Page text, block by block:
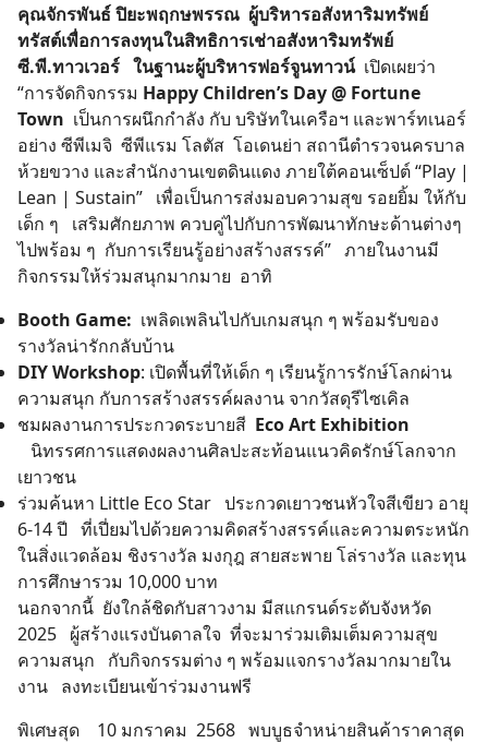
คุณจักรพันธ์ ปิยะพฤกษพรรณ ผู้บริหารอสังหาริมทรัพย์
ทรัสต์เพื่อการลงทุนในสิทธิการเช่าอสังหาริมทรัพย์
ซี.พี.ทาวเวอร์ ในฐานะผู้บริหารฟอร์จูนทาวน์เปิดเผยว่า
“การจัดกิจกรรม Happy Children’s Day @ Fortune
Town เป็นการผนึกกำลัง กับ บริษัทในเครือฯ และพาร์ทเนอร์
อย่าง ซีพีเมจิ ซีพีแรม โลตัส โอเดนย่า สถานีตำรวจนครบาล
ห้วยขวาง และสำนักงานเขตดินแดง ภายใต้คอนเซ็ปต์ “Play |
Lean | Sustain” เพื่อเป็นการส่งมอบความสุข รอยยิ้ม ให้กับ
เด็ก ๆ เสริมศักยภาพ ควบคู่ไปกับการพัฒนาทักษะด้านต่างๆ
ไปพร้อม ๆ กับการเรียนรู้อย่างสร้างสรรค์” ภายในงานมี
กิจกรรมให้ร่วมสนุกมากมาย อาทิ
Booth Game: เพลิดเพลินไปกับเกมสนุก ๆ พร้อมรับของ
รางวัลน่ารักกลับบ้าน
DIY Workshop: เปิดพื้นที่ให้เด็ก ๆ เรียนรู้การรักษ์โลกผ่าน
ความสนุก กับการสร้างสรรค์ผลงาน จากวัสดุรีไซเคิล
ชมผลงานการประกวดระบายสี Eco Art Exhibition
นิทรรศการแสดงผลงานศิลปะสะท้อนแนวคิดรักษ์โลกจาก
เยาวชน
ร่วมค้นหา Little Eco Star ประกวดเยาวชนหัวใจสีเขียว อายุ
6-14 ปี ที่เปี่ยมไปด้วยความคิดสร้างสรรค์และความตระหนัก
ในสิ่งแวดล้อม ชิงรางวัล มงกุฎ สายสะพาย โล่รางวัล และทุน
การศึกษารวม 10,000 บาท
นอกจากนี้ ยังใกล้ชิดกับสาวงาม มีสแกรนด์ระดับจังหวัด
2025 ผู้สร้างแรงบันดาลใจ ที่จะมาร่วมเติมเต็มความสุข
ความสนุก กับกิจกรรมต่าง ๆ พร้อมแจกรางวัลมากมายใน
งาน ลงทะเบียนเข้าร่วมงานฟรี
พิเศษสุด 10 มกราคม 2568 พบบูธจำหน่ายสินค้าราคาสุด